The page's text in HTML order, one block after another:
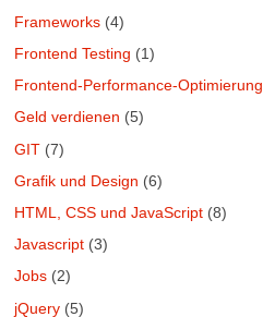
Frameworks (4)
Frontend Testing (1)
Frontend-Performance-Optimierung
Geld verdienen (5)
GIT (7)
Grafik und Design (6)
HTML, CSS und JavaScript (8)
Javascript (3)
Jobs (2)
jQuery (5)